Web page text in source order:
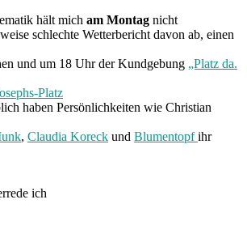
hält mich am Montag nicht
schlechte Wetterbericht davon ab, einen
und um 18 Uhr der Kundgebung „Platz da.
Platz
haben Persönlichkeiten wie Christian
, Claudia Koreck und Blumentopfihr
ich